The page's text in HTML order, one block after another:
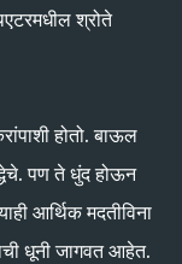
श्रोते
होतो. बाऊल
पण ते धुंद होऊन
आर्थिक मदतीविना
धूनी जागवत आहेत.